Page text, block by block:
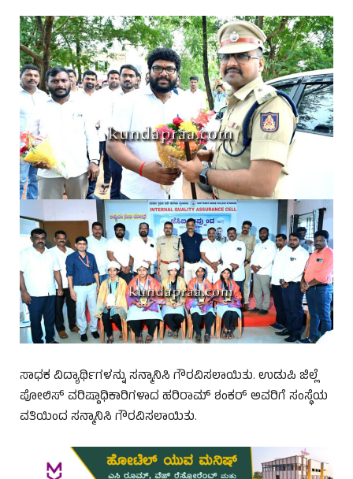
ಸಾಧಕ ವಿದ್ಯಾರ್ಥಿಗಳನ್ನು ಸನ್ಮಾನಿಸಿ ಗೌರವಿಸಲಾಯಿತು. ಉಡುಪಿ ಜಿಲ್ಲೆ
ಪೋಲಿಸ್ ವರಿಷ್ಠಾಧಿಕಾರಿಗಳಾದ ಹರಿರಾಮ್ ಶಂಕರ್ ಅವರಿಗೆ ಸಂಸ್ಥೆಯ
ವತಿಯಿಂದ ಸನ್ಮಾನಿಸಿ ಗೌರವಿಸಲಾಯಿತು.